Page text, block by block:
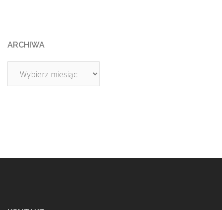
ARCHIWA
Archiwa